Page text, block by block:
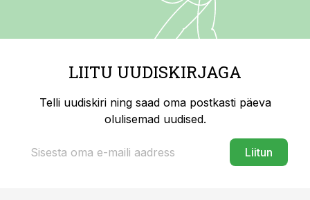
LIITU UUDISKIRJAGA
Telli uudiskiri ning saad oma postkasti päeva
olulisemad uudised.
Liitun